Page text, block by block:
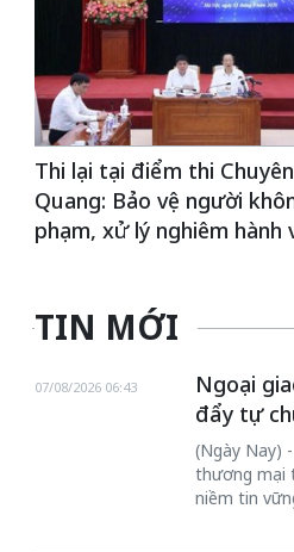
Thi lại tại điểm thi
Quang: Bảo vệ người
phạm, xử lý nghiêm hành
TIN MỚI
Ngoại
đẩy tự
07/08/2026 06:43
(Ngày Nay)
thương mại
niềm tin